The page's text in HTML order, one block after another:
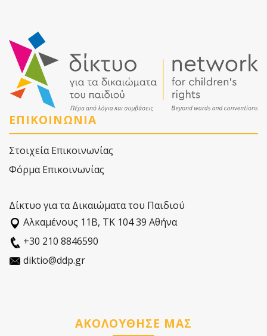
ΕΠΙΚΟΙΝΩΝΙΑ
Στοιχεία Επικοινωνίας
Φόρμα Επικοινωνίας
Δίκτυο για τα Δικαιώματα του Παιδιού
Αλκαµένους 11Β, ΤΚ 104 39 Αθήνα
+30 210 8846590
diktio@ddp.gr
ΑΚΟΛΟΥΘΗΣΕ ΜΑΣ